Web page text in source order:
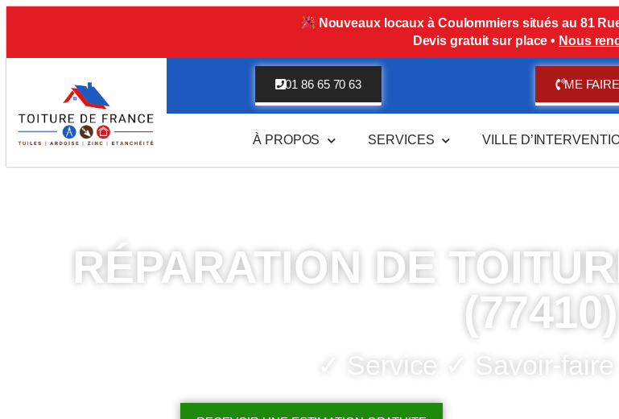
Nouveaux locaux à Coulommiers situés au 81
Devis gratuit sur place • Nous
01 86 65 70 63 ME
À PROPOS SERVICES VILLE
RÉPARATION DE
(77410)
✓ Service ✓ Savoir-